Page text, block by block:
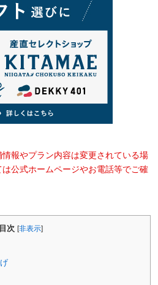
報やプラン内容は変更されている場
公式ホームページやお電話等でご確
目次 [非表示]